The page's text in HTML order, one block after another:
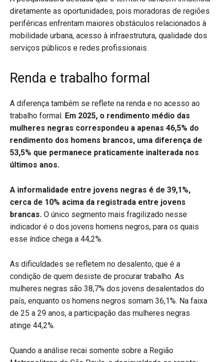
diretamente as oportunidades, pois moradoras de regiões
periféricas enfrentam maiores obstáculos relacionados à
mobilidade urbana, acesso à infraestrutura, qualidade dos
serviços públicos e redes profissionais.
Renda e trabalho formal
A diferença também se reflete na renda e no acesso ao
trabalho formal. Em 2025, o rendimento médio das
mulheres negras correspondeu a apenas 46,5% do
rendimento dos homens brancos, uma diferença de
53,5% que permanece praticamente inalterada nos
últimos anos.
A informalidade entre jovens negras é de 39,1%,
cerca de 10% acima da registrada entre jovens
brancas. O único segmento mais fragilizado nesse
indicador é o dos jovens homens negros, para os quais
esse índice chega a 44,2%.
As dificuldades se refletem no desalento, que é a
condição de quem desiste de procurar trabalho. As
mulheres negras são 38,7% dos jovens desalentados do
país, enquanto os homens negros somam 36,1%. Na faixa
de 25 a 29 anos, a participação das mulheres negras
atinge 44,2%.
Quando a análise recai somente sobre a Região